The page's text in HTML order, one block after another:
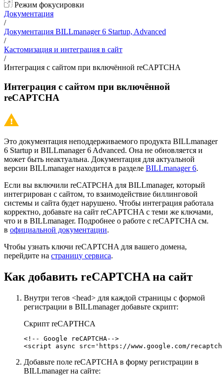
Режим фокусировки
Документация
/
Документация BILLmanager 6 Startup, Advanced
/
Кастомизация и интеграция в сайт
/
Интеграция с сайтом при включённой reCAPTCHA
Интеграция с сайтом при включённой
reCAPTCHA
Это документация неподдерживаемого продукта BILLmanager
6 Startup и BILLmanager 6 Advanced. Она не обновляется и
может быть неактуальна. Документация для актуальной
версии BILLmanager находится в разделе BILLmanager 6.
Если вы включили reCATPCHA для BILLmanager, который
интегрирован с сайтом, то взаимодействие биллинговой
системы и сайта будет нарушено. Чтобы интеграция работала
корректно, добавьте на сайт reCAPTCHA с теми же ключами,
что и в BILLmanager. Подробнее о работе с reCAPTCHA см.
в официальной документации.
Чтобы узнать ключи reCAPTCHA для вашего домена,
перейдите на страницу сервиса.
Как добавить reCAPTCHA на сайт
Внутри тегов <head> для каждой страницы с формой
регистрации в BILLmanager добавьте скрипт:
Скрипт reCAPTHCA
<!-- Google reCAPTCHA-->
<script async src='https://www.google.com/
Добавьте поле reCAPTCHA в форму регистрации в
BILLmanager на сайте: